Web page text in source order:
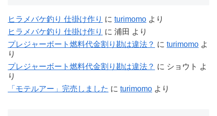
ヒラメバケ釣り 仕掛け作り に turimomo より
ヒラメバケ釣り 仕掛け作り に 浦田 より
プレジャーボート燃料代金割り勘は違法？ に turimomo よ
り
プレジャーボート燃料代金割り勘は違法？ に ショウト よ
り
「モテルアー」完売しました に turimomo より